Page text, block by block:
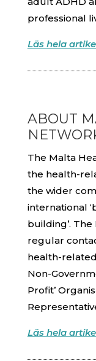
professional
Läs hela
ABOUT
The Malta
the health-
the wider
international
building’.
regular
health-
Non-
Profit’
Läs hela